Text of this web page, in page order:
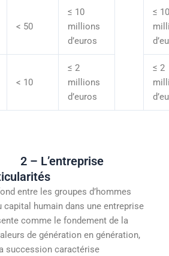
< 50
≤ 10
millions
d’euros
≤ 10
< 10
≤ 2
millions
d’euros
≤ 2
2 – L’entreprise
entre les groupes d’hommes
capital humain dans une entreprise
comme le fondement de la
de génération en génération,
succession caractérise